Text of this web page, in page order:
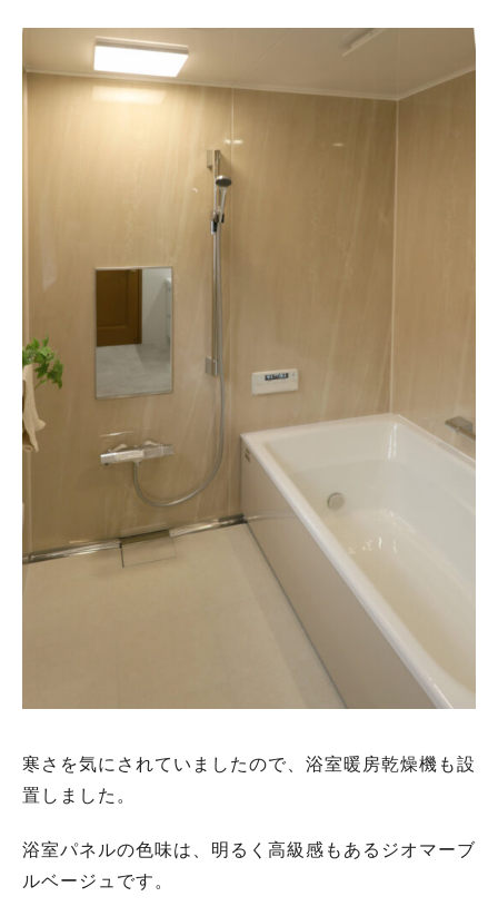
寒さを気にされていましたので、浴室暖房乾燥機も設
置しました。
浴室パネルの色味は、明るく高級感もあるジオマーブ
ルベージュです。